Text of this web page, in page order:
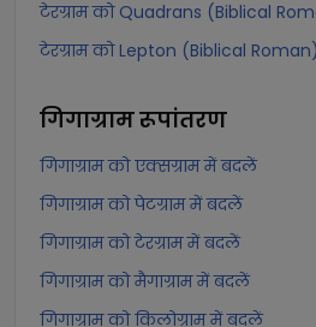
टेरग्राम को Quadrans (Biblical
टेरग्राम को Lepton (Biblical
गिगाग्रामरूपांतरण
गिगाग्राम को एक्सग्राम में बदलें
गिगाग्राम को पेटग्राम में बदलें
गिगाग्राम को टेरग्राम में बदलें
गिगाग्राम को मैगाग्राम में बदलें
गिगाग्राम को किलोग्राम में बदलें